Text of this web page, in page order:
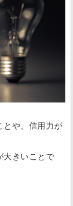
とや、信用力が
大きいことで